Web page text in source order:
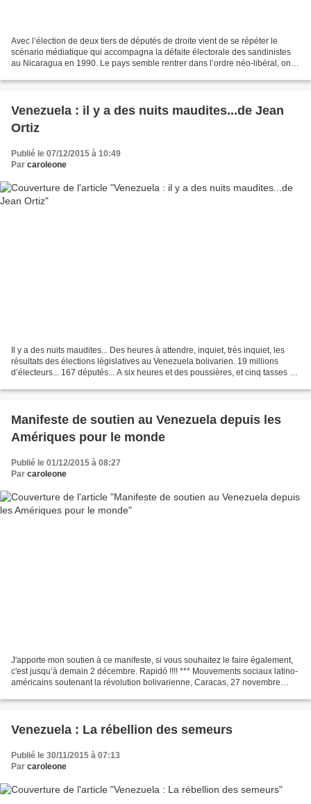
Avec l’élection de deux tiers de députés de droite vient de se répéter le
scénario médiatique qui accompagna la défaite électorale des sandinistes
au Nicaragua en 1990. Le pays semble rentrer dans l’ordre néo-libéral, on
Venezuela : il y a des nuits maudites...de Jean
Ortiz
Publié le 07/12/2015 à 10:49
Par caroleone
Il y a des nuits maudites... Des heures à attendre, inquiet, très inquiet, les
résultats des élections législatives au Venezuela bolivarien. 19 millions
d’électeurs... 167 députés... A six heures et des poussières, et cinq tasses de
Manifeste de soutien au Venezuela depuis les
Amériques pour le monde
Publié le 01/12/2015 à 08:27
Par caroleone
J'apporte mon soutien à ce manifeste, si vous souhaitez le faire également,
c'est jusqu’à demain 2 décembre. Rapidó !!!! *** Mouvements sociaux latino-
américains soutenant la révolution bolivarienne, Caracas, 27 novembre
Venezuela : La rébellion des semeurs
Publié le 30/11/2015 à 07:13
Par caroleone